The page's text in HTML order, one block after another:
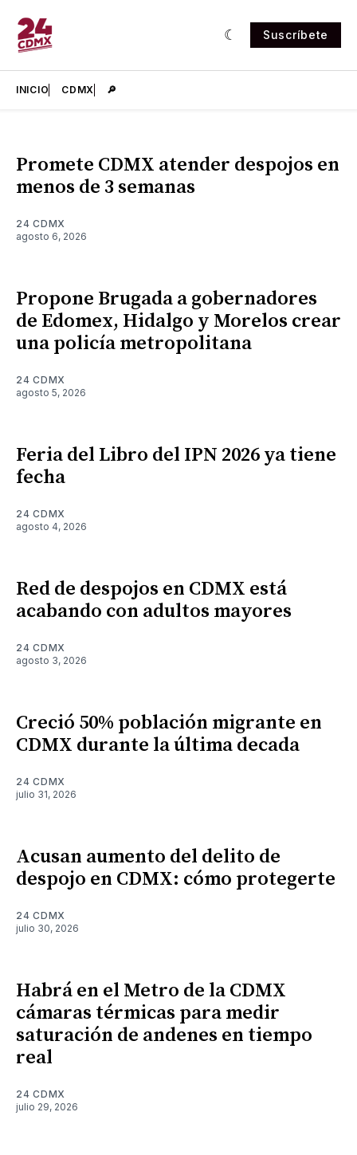
Suscríbete
INICIO CDMX 🔎
Promete CDMX atender despojos en
menos de 3 semanas
24 CDMX
agosto 6, 2026
Propone Brugada a gobernadores
de Edomex, Hidalgo y Morelos crear
una policía metropolitana
24 CDMX
agosto 5, 2026
Feria del Libro del IPN 2026 ya tiene
fecha
24 CDMX
agosto 4, 2026
Red de despojos en CDMX está
acabando con adultos mayores
24 CDMX
agosto 3, 2026
Creció 50% población migrante en
CDMX durante la última decada
24 CDMX
julio 31, 2026
Acusan aumento del delito de
despojo en CDMX: cómo protegerte
24 CDMX
julio 30, 2026
Habrá en el Metro de la CDMX
cámaras térmicas para medir
saturación de andenes en tiempo
real
24 CDMX
julio 29, 2026